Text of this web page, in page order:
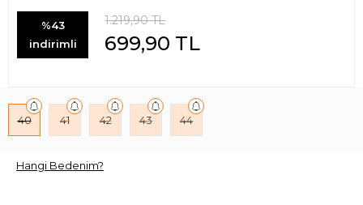
%43
indirimli
1.219,90TL
699,90 TL
40 41 42 43 44
Hangi Bedenim?